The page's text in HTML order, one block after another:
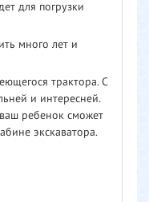
для погрузки
много лет и
трактора. С
и интересней.
ребенок сможет
экскаватора.